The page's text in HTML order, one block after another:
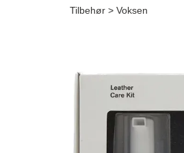
Tilbehør > Voksen